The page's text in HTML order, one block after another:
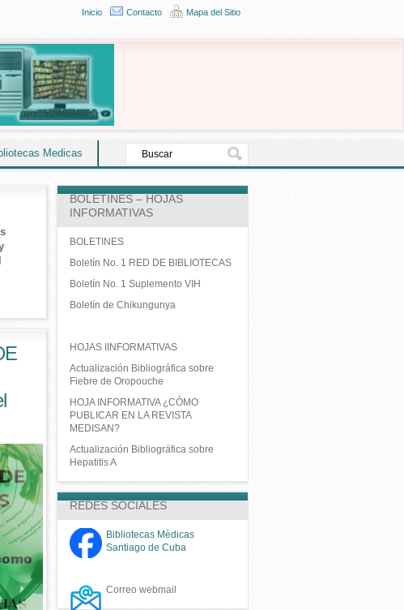
Inicio Contacto Mapa del Sitio
Medicas
BOLETINES – HOJAS
INFORMATIVAS
BOLETINES
Boletín No. 1 RED DE BIBLIOTECAS
Boletín No. 1 Suplemento VIH
Boletín de Chikungunya
HOJAS IINFORMATIVAS
Actualización Bibliográfica sobre
Fiebre de Oropouche
HOJA INFORMATIVA ¿CÓMO
PUBLICAR EN LA REVISTA
MEDISAN?
Actualización Bibliográfica sobre
Hepatitis A
REDES SOCIALES
Bibliotecas Mèdicas
Santiago de Cuba
Correo webmail